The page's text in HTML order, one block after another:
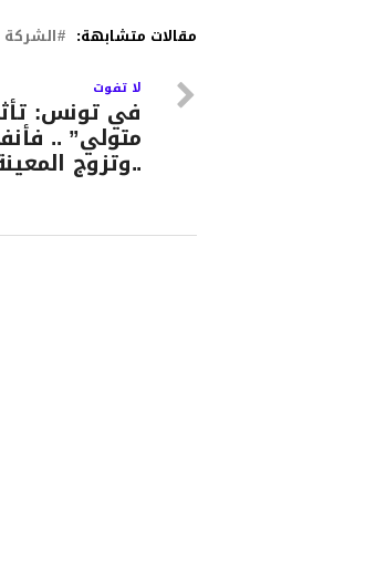
مقالات متشابهة: الشركة
لا تفوت
في تونس:
متولي” ..
..وتزوج